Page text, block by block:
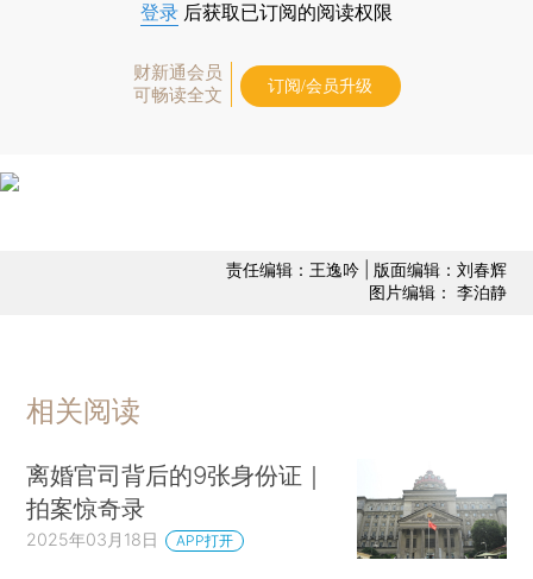
登录 后获取已订阅的阅读权限
财新通会员
可畅读全文
订阅/会员升级
责任编辑：王逸吟 | 版面编辑：刘春辉
图片编辑： 李泊静
相关阅读
离婚官司背后的9张身份证｜
拍案惊奇录
2025年03月18日 APP打开